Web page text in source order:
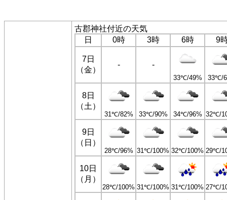
古郡神社付近の天気
日
0時 3時 6時 9
7日
（金）
- -
33℃/49% 33℃/
8日
（土）
31℃/82% 33℃/90% 34℃/96% 32℃/
9日
（日）
28℃/96% 31℃/100% 32℃/100% 29℃/
10日
（月）
28℃/100% 31℃/100% 31℃/100% 27℃/